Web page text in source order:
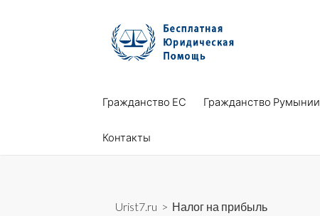
Гражданство ЕС Гражданство Румынии
Контакты
Urist7.ru > Налог на прибыль